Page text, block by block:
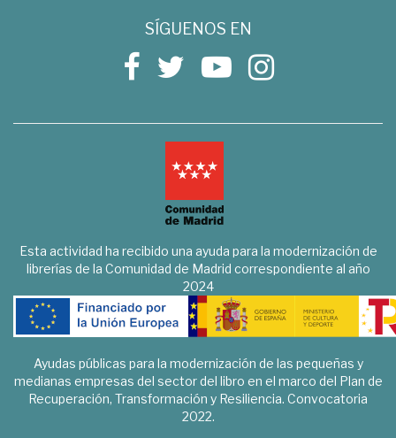
SÍGUENOS EN
Esta actividad ha recibido una ayuda para la modernización de
librerías de la Comunidad de Madrid correspondiente al año
2024
Ayudas públicas para la modernización de las pequeñas y
medianas empresas del sector del libro en el marco del Plan de
Recuperación, Transformación y Resiliencia. Convocatoria
2022.